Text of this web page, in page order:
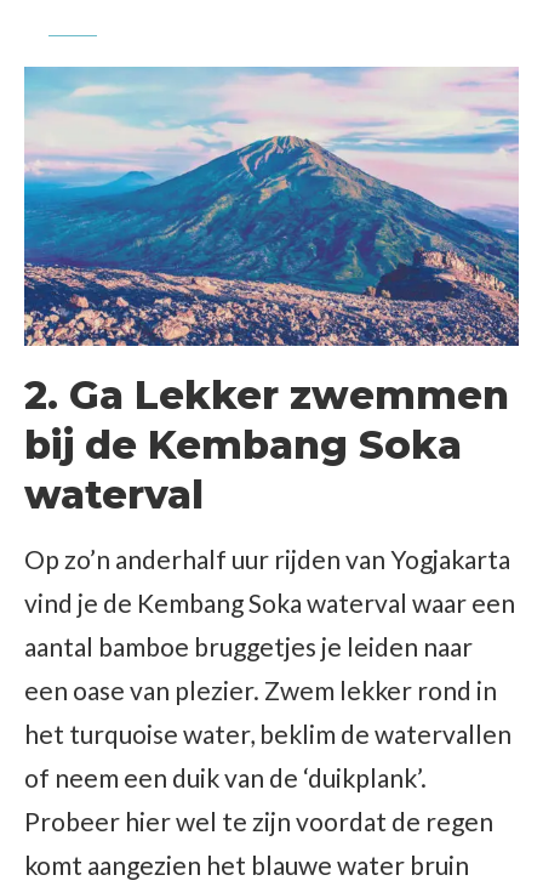
2. Ga Lekker zwemmen
bij de Kembang Soka
waterval
Op zo’n anderhalf uur rijden van Yogjakarta
vind je de Kembang Soka waterval waar een
aantal bamboe bruggetjes je leiden naar
een oase van plezier. Zwem lekker rond in
het turquoise water, beklim de watervallen
of neem een duik van de ‘duikplank’.
Probeer hier wel te zijn voordat de regen
komt aangezien het blauwe water bruin